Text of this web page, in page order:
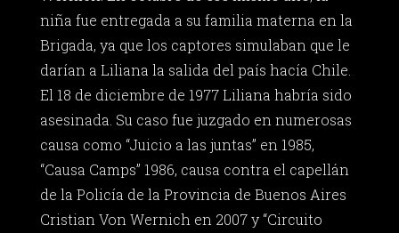
niña fue entregada a su familia materna en la
Brigada, ya que los captores simulaban que le
darían a Liliana la salida del país hacía Chile.
El 18 de diciembre de 1977 Liliana habría sido
asesinada. Su caso fue juzgado en numerosas
causa como “Juicio a las juntas” en 1985,
“Causa Camps” 1986, causa contra el capellán
de la Policía de la Provincia de Buenos Aires
Cristian Von Wernich en 2007 y “Circuito